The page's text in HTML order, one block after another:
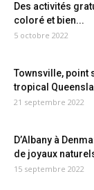
Des activités
coloré et bien...
5 octobre 2022
Townsville, point
tropical
21 septembre 2022
D’Albany à
de joyaux
15 septembre 2022